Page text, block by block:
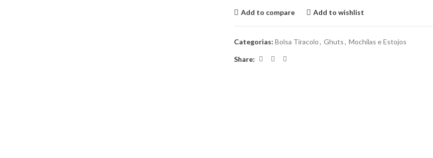
Add to compare Add to wishlist
Categorias: Bolsa Tiracolo , Ghuts , Mochilas e Estojos
Share: